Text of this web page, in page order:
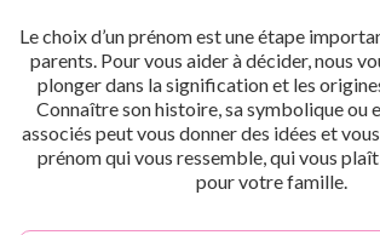
Le choix d’un prénom est une étape
parents. Pour vous aider à décider, nous
plonger dans la signification et les
Connaître son histoire, sa symbolique ou
associés peut vous donner des idées et
prénom qui vous ressemble, qui vous plaît
pour votre famille.